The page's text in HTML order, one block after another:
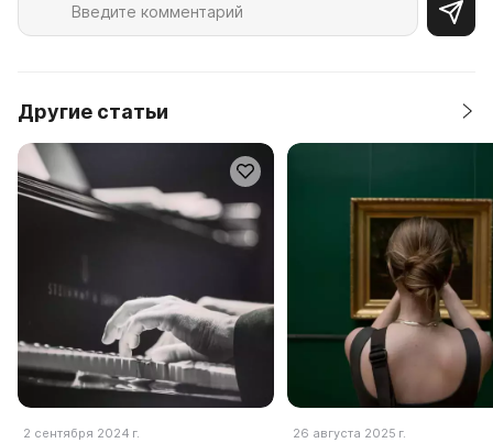
Другие статьи
2 сентября 2024 г. 26 августа 2025 г.